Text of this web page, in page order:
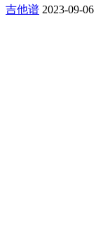
吉他谱 2023-09-06